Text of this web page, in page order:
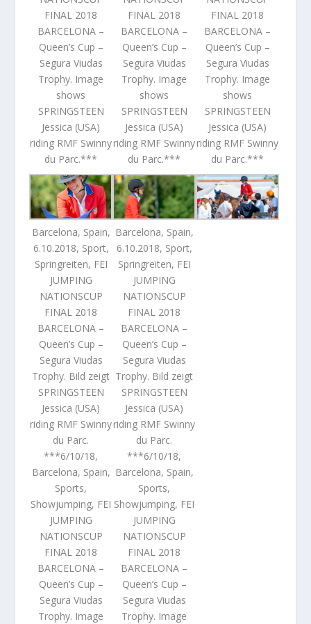
FINAL 2018
BARCELONA –
Queen’s Cup –
Segura Viudas
Trophy. Image
shows
SPRINGSTEEN
Jessica (USA)
riding RMF Swinny
du Parc.***
FINAL 2018
BARCELONA –
Queen’s Cup –
Segura Viudas
Trophy. Image
shows
SPRINGSTEEN
Jessica (USA)
riding RMF Swinny
du Parc.***
FINAL 2018
BARCELONA –
Queen’s Cup –
Segura Viudas
Trophy. Image
shows
SPRINGSTEEN
Jessica (USA)
riding RMF Swinny
du Parc.***
Barcelona, Spain,
6.10.2018, Sport,
Springreiten, FEI
JUMPING
NATIONSCUP
FINAL 2018
BARCELONA –
Queen’s Cup –
Segura Viudas
Trophy. Bild zeigt
SPRINGSTEEN
Jessica (USA)
riding RMF Swinny
du Parc.
***6/10/18,
Barcelona, Spain,
Sports,
Showjumping, FEI
JUMPING
NATIONSCUP
FINAL 2018
BARCELONA –
Queen’s Cup –
Segura Viudas
Trophy. Image
Barcelona, Spain,
6.10.2018, Sport,
Springreiten, FEI
JUMPING
NATIONSCUP
FINAL 2018
BARCELONA –
Queen’s Cup –
Segura Viudas
Trophy. Bild zeigt
SPRINGSTEEN
Jessica (USA)
riding RMF Swinny
du Parc.
***6/10/18,
Barcelona, Spain,
Sports,
Showjumping, FEI
JUMPING
NATIONSCUP
FINAL 2018
BARCELONA –
Queen’s Cup –
Segura Viudas
Trophy. Image